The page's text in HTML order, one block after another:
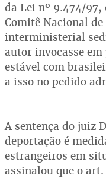
da Lei nº 9.474/
Comitê Nacional
interministerial
autor invocasse
estável com
a isso no pedido
A sentença do juiz
deportação é
estrangeiros em
assinalou que o